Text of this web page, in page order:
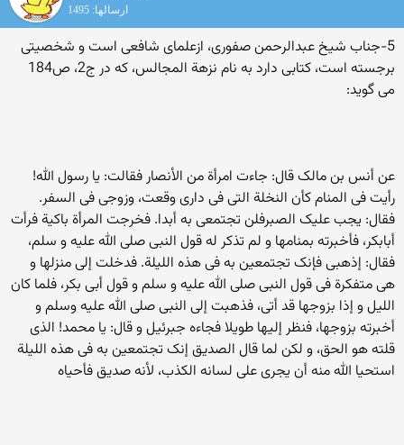
ارسالها: 1495
5-جناب شیخ عبدالرحمن صفوری، ازعلمای شافعی است و شخصیتی
برجسته است، کتابی دارد به نام نزهة المجالس، که در ج2، ص184
می گوید:
عن أنس بن مالک قال: جاءت امرأة من الأنصار فقالت: یا رسول الله!
رأیت فی المنام کأن النخلة التی فی داری وقعت، وزوجی فی السفر.
فقال: یجب علیک الصبرفلن تجتمعی به أبدا. فخرجت المرأة باکیة فرأت
أبابکر، فأخبرته بمنامها و لم تذکر له قول النبی صلى الله علیه و سلم،
فقال: إذهبی فإنک تجتمعین به فی هذه اللیلة. فدخلت إلى منزلها و
هی متفکرة فی قول النبی صلى الله علیه و سلم و قول أبی بکر، فلما کان
اللیل و إذا بزوجها قد أتى، فذهبت إلى النبی صلى الله علیه وسلم و
أخبرته بزوجها، فنظر إلیها طویلا فجاءه جبرئیل و قال: یا محمد! الذی
قلته هو الحق، و لکن لما قال الصدیق إنک تجتمعین به فی هذه اللیلة
استحیا الله منه أن یجری على لسانه الکذب، لأنه صدیق فأحیاه